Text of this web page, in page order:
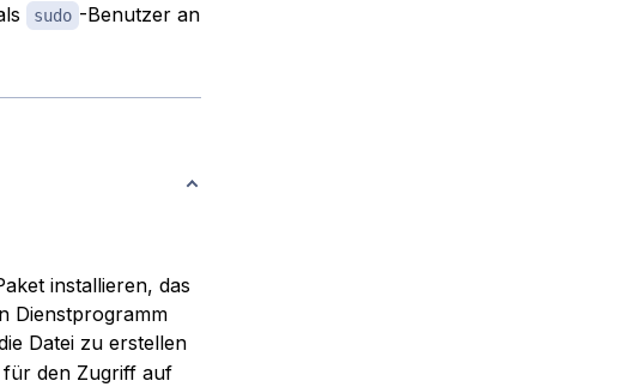
sudo -Benutzer an
installieren, das
Dienstprogramm
Datei zu erstellen
für den Zugriff auf